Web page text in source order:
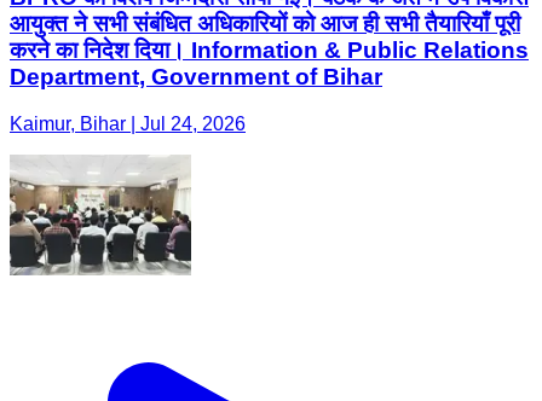
आयुक्त ने सभी संबंधित अधिकारियों को आज ही सभी तैयारियाँ पूरी
करने का निदेश दिया। Information & Public Relations
Department, Government of Bihar
Kaimur, Bihar | Jul 24, 2026